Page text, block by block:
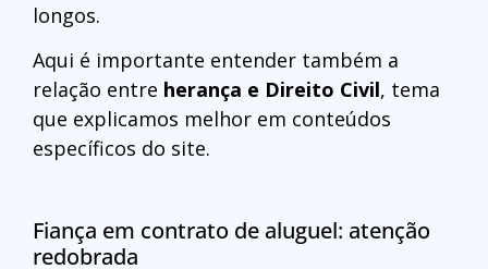
longos.
Aqui é importante entender também a
relação entre herança e Direito Civil, tema
que explicamos melhor em conteúdos
específicos do site.
Fiança em contrato de aluguel: atenção
redobrada